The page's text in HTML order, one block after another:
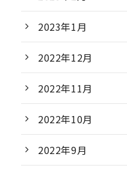
2023年1月
2022年12月
2022年11月
2022年10月
2022年9月